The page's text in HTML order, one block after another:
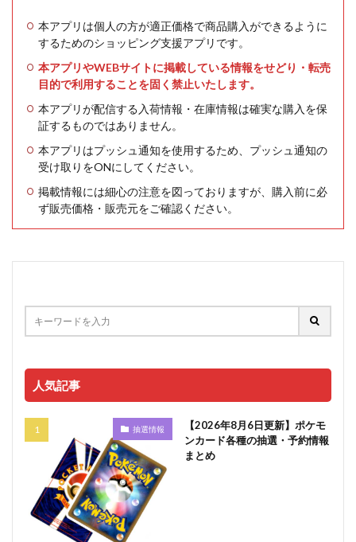
本アプリは個人の方が適正価格で商品購入ができるように
するためのショッピング支援アプリです。
本アプリやWEBサイトに掲載している情報をせどり・転売
目的で利用することを固く禁止いたします。
本アプリが配信する入荷情報・在庫情報は確実な購入を保
証するものではありません。
本アプリはプッシュ通知を使用するため、プッシュ通知の
受け取りをONにしてください。
掲載情報には細心の注意を図っておりますが、購入前に必
ず販売価格・販売元をご確認ください。
人気記事
抽選情報
【2026年8月6日更新】ポケモ
ンカード各種の抽選・予約情報
まとめ